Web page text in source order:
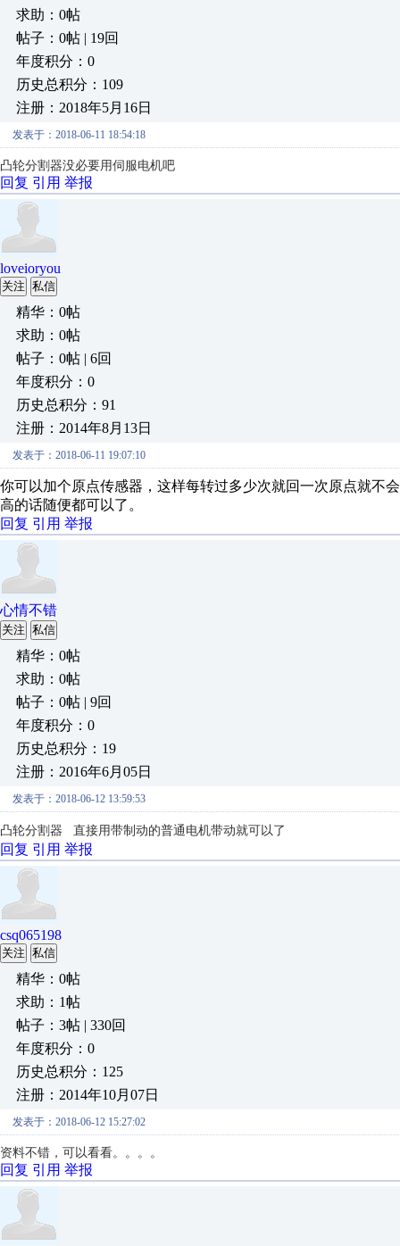
求助：0帖
帖子：0帖 | 19回
年度积分：0
历史总积分：109
注册：2018年5月16日
发表于：2018-06-11 18:54:18
凸轮分割器没必要用伺服电机吧
回复 引用 举报
loveioryou
关注 私信
精华：0帖
求助：0帖
帖子：0帖 | 6回
年度积分：0
历史总积分：91
注册：2014年8月13日
发表于：2018-06-11 19:07:10
你可以加个原点传感器，这样每转过多少次就回一次原点就不
高的话随便都可以了。
回复 引用 举报
心情不错
关注 私信
精华：0帖
求助：0帖
帖子：0帖 | 9回
年度积分：0
历史总积分：19
注册：2016年6月05日
发表于：2018-06-12 13:59:53
凸轮分割器 直接用带制动的普通电机带动就可以了
回复 引用 举报
csq065198
关注 私信
精华：0帖
求助：1帖
帖子：3帖 | 330回
年度积分：0
历史总积分：125
注册：2014年10月07日
发表于：2018-06-12 15:27:02
资料不错，可以看看。。。。
回复 引用 举报